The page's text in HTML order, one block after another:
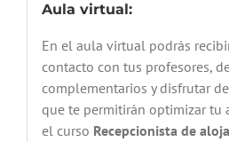
Aula virtual:
En el aula virtual podrás
contacto con tus profesores,
complementarios y disfrutar
que te permitirán optimizar tu
el curso Recepcionista de